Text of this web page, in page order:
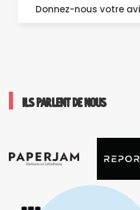
Donnez-nous votre
Ils parlent de nous